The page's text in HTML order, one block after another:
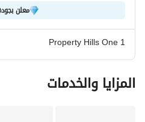
فرصة قوية لامتلاك وحدة جاهزة
Malak Yehia
معلن
Property Hills One 1
المزايا والخدمات